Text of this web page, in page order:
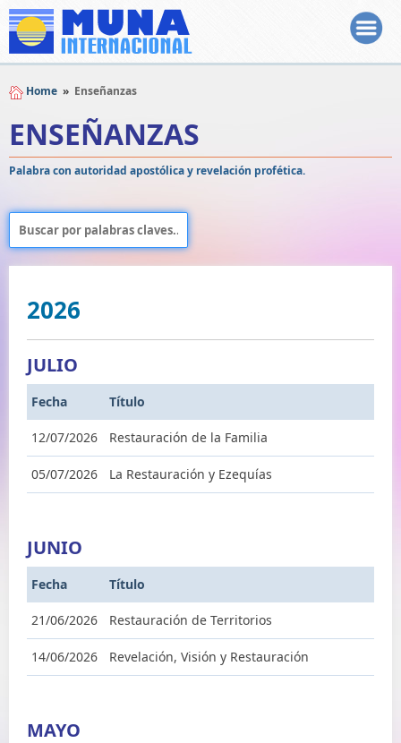
Home » Enseñanzas
ENSEÑANZAS
Palabra con autoridad apostólica y revelación profética.
2026
JULIO
Fecha Título
12/07/2026 Restauración de la Familia
05/07/2026 La Restauración y Ezequías
JUNIO
Fecha Título
21/06/2026 Restauración de Territorios
14/06/2026 Revelación, Visión y Restauración
MAYO